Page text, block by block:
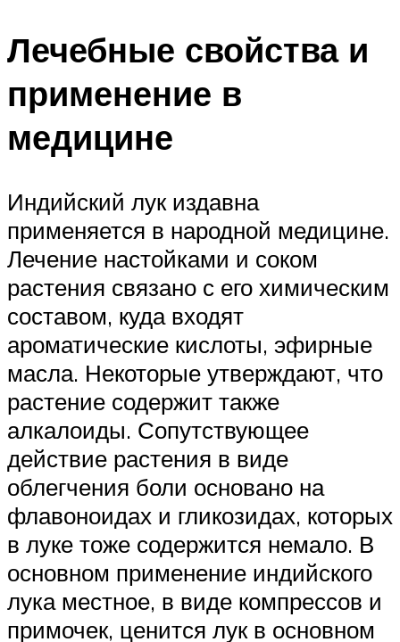
Лечебные свойства и
применение в
медицине
Индийский лук издавна
применяется в народной медицине.
Лечение настойками и соком
растения связано с его химическим
составом, куда входят
ароматические кислоты, эфирные
масла. Некоторые утверждают, что
растение содержит также
алкалоиды. Сопутствующее
действие растения в виде
облегчения боли основано на
флавоноидах и гликозидах, которых
в луке тоже содержится немало. В
основном применение индийского
лука местное, в виде компрессов и
примочек, ценится лук в основном